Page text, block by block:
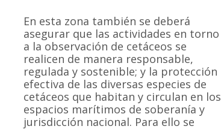
En esta zona también se deberá
asegurar que las actividades en torno
a la observación de cetáceos se
realicen de manera responsable,
regulada y sostenible; y la protección
efectiva de las diversas especies de
cetáceos que habitan y circulan en los
espacios marítimos de soberanía y
jurisdicción nacional. Para ello se